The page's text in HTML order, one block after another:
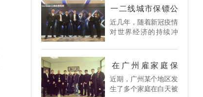
题需要自行解决，法院
安全保护。在申请了人
身保护令的事情无果之
就在网上搜索到了武汉
环宇兄弟保镖公司的相
关资料，并表达了自己
察，但是警察都是调
解，没有把男的抓起
来，所以她这次没有报
警，而是听取了闺蜜的
保镖来保护自己的安
她很快就脱离了危险，
半夜搬出了那个小区。
​一二线城市保镖公
危机该如何选择？
近几年，随着新冠疫情
对世界经济的持续冲
势也越来越差。经济形
势的持续走低，让社会
上的企业纠纷，婚姻纠
纷，产权纠纷所造成的
纠纷事件也在急速的攀
​在广州雇家庭保
还是女保镖好？
近期，广州某个地区发
生了多个家庭在白天被